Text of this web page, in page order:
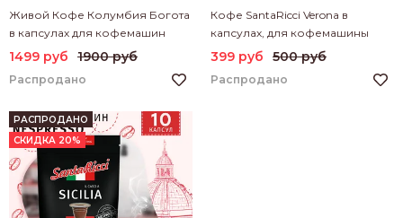
Живой Кофе Колумбия Богота
в капсулах для кофемашин
Nespresso, 250 г (50*5 г)
1499 руб 1900 руб
Распродано
Кофе SantaRicci Verona в
капсулах, для кофемашины
Nespresso, 10 шт
399 руб 500 руб
Распродано
РАСПРОДАНО
СКИДКА 20%